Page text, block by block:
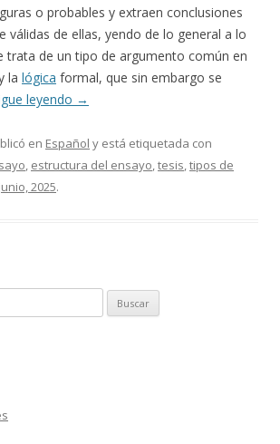
o probables y extraen conclusiones
válidas de ellas, yendo de lo general a lo
trata de un tipo de argumento común en
la lógica formal, que sin embargo se
leyendo →
en Español y está etiquetada con
, estructura del ensayo,tesis,tipos de
2025.